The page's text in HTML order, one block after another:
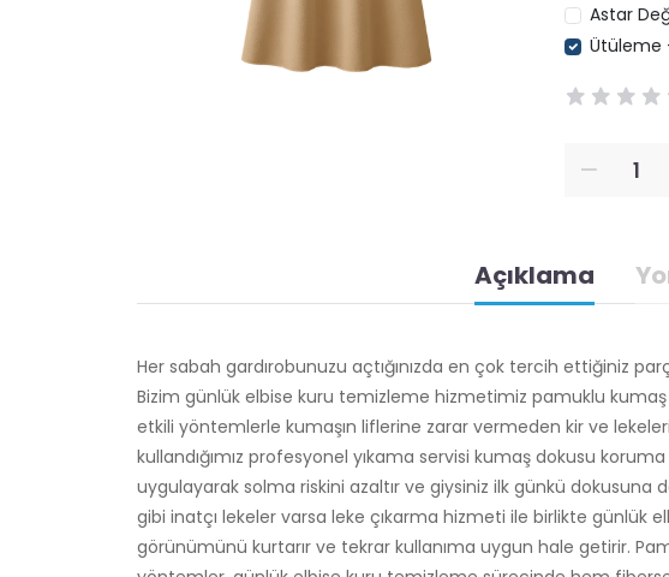
Astar
Ütüleme
Açıklama
Her sabah gardırobunuzu açtığınızda en çok tercih ettiğiniz
Bizim günlük elbise kuru temizleme hizmetimiz pamuklu
etkili yöntemlerle kumaşın liflerine zarar vermeden kir ve
kullandığımız profesyonel yıkama servisi kumaş dokusu
uygulayarak solma riskini azaltır ve giysiniz ilk günkü dokusuna
gibi inatçı lekeler varsa leke çıkarma hizmeti ile birlikte günlük
görünümünü kurtarır ve tekrar kullanıma uygun hale getirir.